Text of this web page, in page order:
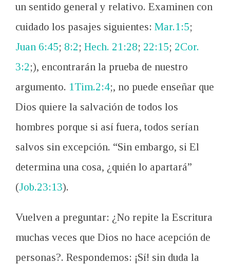
un sentido general y relativo. Examinen con
cuidado los pasajes siguientes: Mar.1:5;
Juan 6:45; 8:2; Hech. 21:28; 22:15; 2Cor.
3:2;), encontrarán la prueba de nuestro
argumento. 1Tim.2:4;, no puede enseñar que
Dios quiere la salvación de todos los
hombres porque si así fuera, todos serían
salvos sin excepción. “Sin embargo, si El
determina una cosa, ¿quién lo apartará”
(Job.23:13).
Vuelven a preguntar: ¿No repite la Escritura
muchas veces que Dios no hace acepción de
personas?. Respondemos: ¡Sí! sin duda la